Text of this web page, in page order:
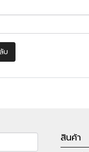
บ
สินค้า